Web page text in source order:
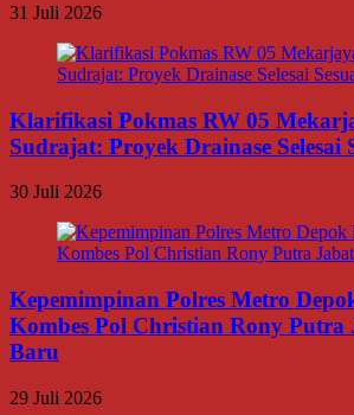
31 Juli 2026
Klarifikasi Pokmas RW 05
Sudrajat: Proyek Drainase Selesai
30 Juli 2026
Kepemimpinan Polres Metro
Kombes Pol Christian Rony Putra
Baru
29 Juli 2026